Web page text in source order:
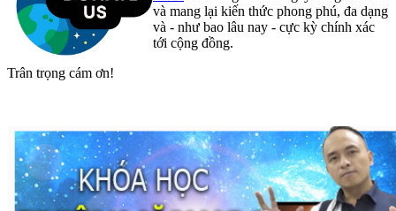
và mang lại kiến thức phong phú, đa dạng
và - như bao lâu nay - cực kỳ chính xác
tới cộng đồng.
Trân trọng cám ơn!